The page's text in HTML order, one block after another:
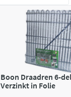
Boon Draadren 6-
Verzinkt in Folie